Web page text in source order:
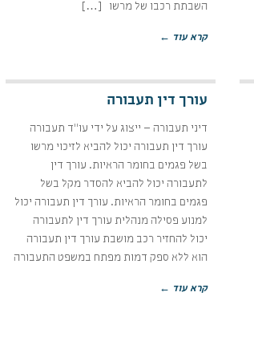
השבתת רכבו של מרשו […]
קרא עוד ←
עורך דין תעבורה
דיני תעבורה – ייצוג על ידי עו"ד תעבורה
עורך דין תעבורה יכול להביא לזיכוי מרשו
בשל פגמים בחומר הראיות. עורך דין
לתעבורה יכול להביא להסדר מקל בשל
פגמים בחומר הראיות. עורך דין תעבורה יכול
למנוע פסילה מנהלית עורך דין לתעבורה
יכול להחזיר רכב מושבת עורך דין תעבורה
הוא ללא ספק דמות מפתח במשפט התעבורה
קרא עוד ←